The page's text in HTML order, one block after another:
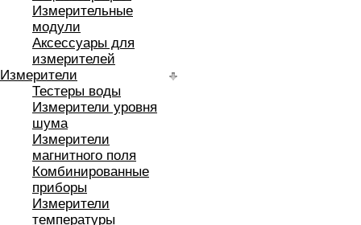
Измерительные
модули
Аксессуары для
измерителей
Измерители
Тестеры воды
Измерители уровня
шума
Измерители
магнитного поля
Комбинированные
приборы
Измерители
температуры